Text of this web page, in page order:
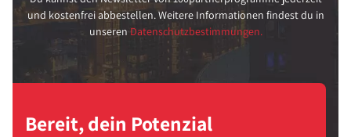
und kostenfrei abbestellen. Weitere Informationen findest du in
unseren Datenschutzbestimmungen.
Bereit, dein Potenzial